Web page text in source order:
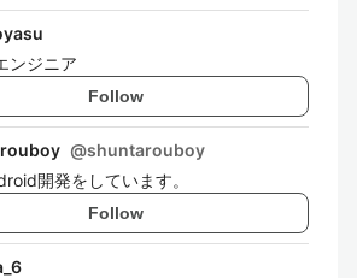
ンジニア
Follow
@shuntarouboy
開発をしています。
Follow